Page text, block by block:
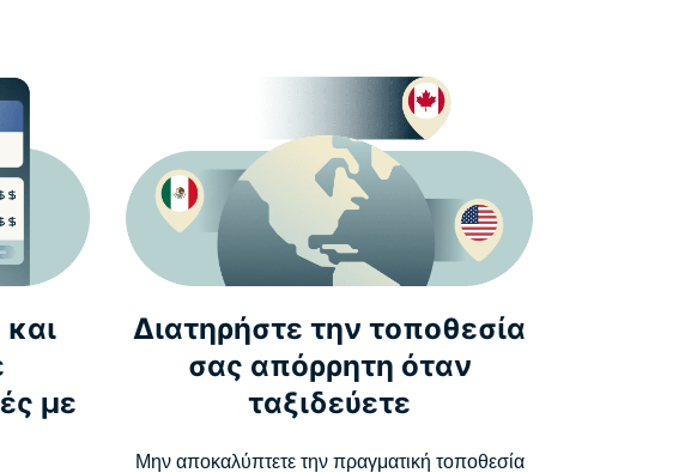
και
με
Διατηρήστε την τοποθεσία
σας απόρρητη όταν
ταξιδεύετε
Μην αποκαλύπτετε την πραγματική τοποθεσία